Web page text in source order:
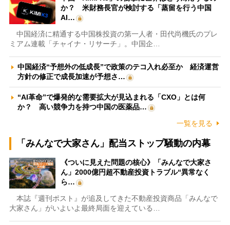
か？ 米財務長官が検討する「蒸留を行う中国
AI…
中国経済に精通する中国株投資の第一人者・田代尚機氏のプレ
ミアム連載「チャイナ・リサーチ」。中国企…
中国経済“予想外の低成長”で政策のテコ入れ必至か 経済運営
方針の修正で成長加速が予想さ…
“AI革命”で爆発的な需要拡大が見込まれる「CXO」とは何
か？ 高い競争力を持つ中国の医薬品…
一覧を見る
「みんなで大家さん」配当ストップ騒動の内幕
《ついに見えた問題の核心》「みんなで大家さ
ん」2000億円超不動産投資トラブル“異常なく
ら…
本誌『週刊ポスト』が追及してきた不動産投資商品「みんなで
大家さん」がいよいよ最終局面を迎えている…